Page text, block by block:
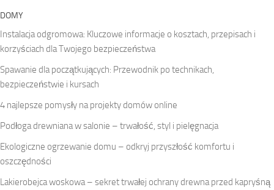
DOMY
Instalacja odgromowa: Kluczowe informacje o kosztach, przepisach i
korzyściach dla Twojego bezpieczeństwa
Spawanie dla początkujących: Przewodnik po technikach,
bezpieczeństwie i kursach
4 najlepsze pomysły na projekty domów online
Podłoga drewniana w salonie – trwałość, styl i pielęgnacja
Ekologiczne ogrzewanie domu – odkryj przyszłość komfortu i
oszczędności
Lakierobejca woskowa – sekret trwałej ochrany drewna przed kapryśną